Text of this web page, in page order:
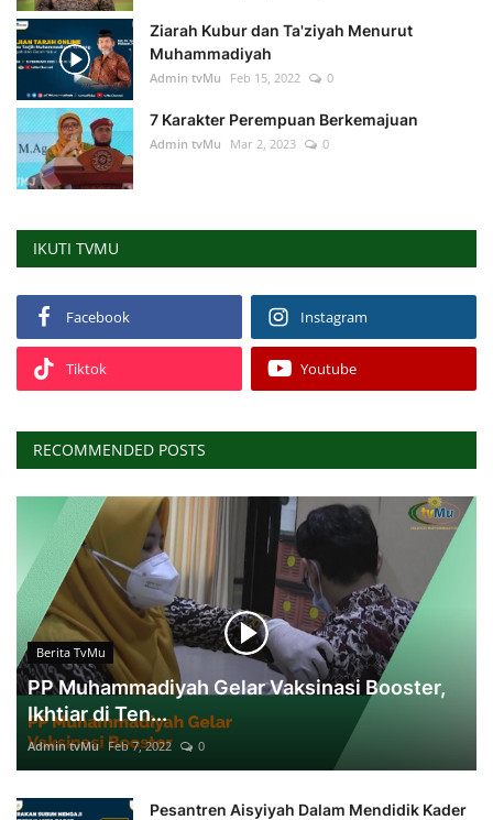
Ziarah Kubur dan Ta'ziyah Menurut
Muhammadiyah
Admin tvMu Feb 15, 2022 0
7 Karakter Perempuan Berkemajuan
Admin tvMu Mar 2, 2023 0
IKUTI TVMU
Facebook Instagram
Tiktok Youtube
RECOMMENDED POSTS
Berita TvMu
PP Muhammadiyah Gelar Vaksinasi Booster,
Ikhtiar di Ten...
Admin tvMu Feb 7, 2022 0
Pesantren Aisyiyah Dalam Mendidik Kader